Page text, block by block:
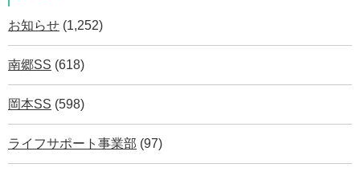
お知らせ (1,252)
南郷SS (618)
岡本SS (598)
ライフサポート事業部 (97)